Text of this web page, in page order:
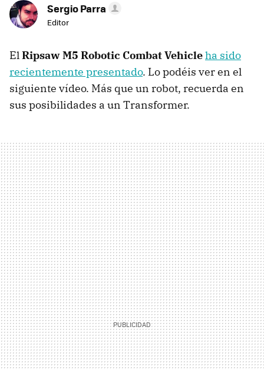
Sergio Parra
Editor
ElRipsaw M5 Robotic Combat Vehicleha sido
recientemente presentado. Lo podéis ver en el
siguiente vídeo. Más que un robot, recuerda en
sus posibilidades a un Transformer.